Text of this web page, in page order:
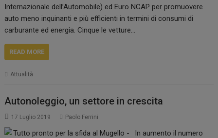
Internazionale dell’Automobile) ed Euro NCAP per promuovere
auto meno inquinanti e più efficienti in termini di consumi di
carburante ed energia. Cinque le vetture…
READ MORE
Attualità
Autonoleggio, un settore in crescita
17 Luglio 2019 Paolo Ferrini
In aumento il numero